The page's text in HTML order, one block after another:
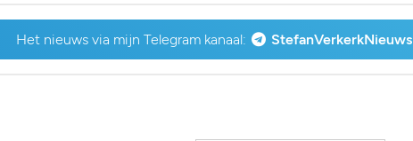
Het nieuws via mijn Telegram kanaal: StefanVerkerkNieuws